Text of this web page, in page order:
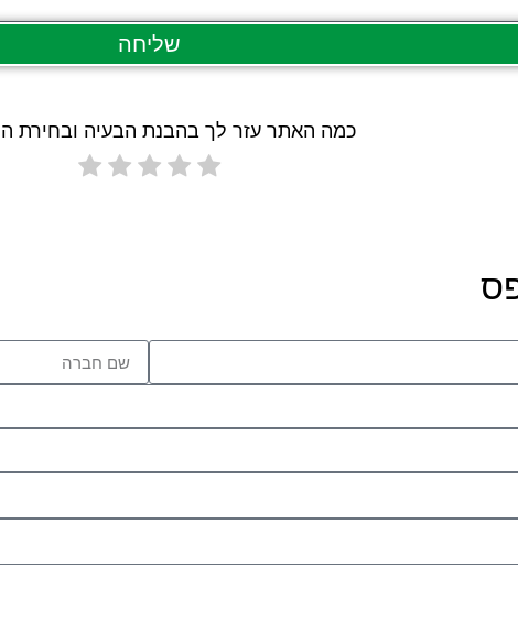
שליחה
כמה האתר עזר לך בהבנת הבעיה ובחירת